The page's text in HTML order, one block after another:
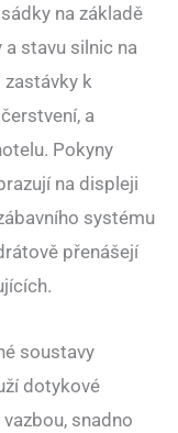
na základě
stavu silnic na
k
a
Pokyny
na displeji
systému
přenášejí
soustavy
dotykové
snadno